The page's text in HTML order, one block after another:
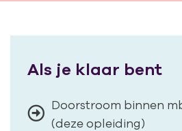
Als je klaar bent
Doorstroom binnen
(deze opleiding)